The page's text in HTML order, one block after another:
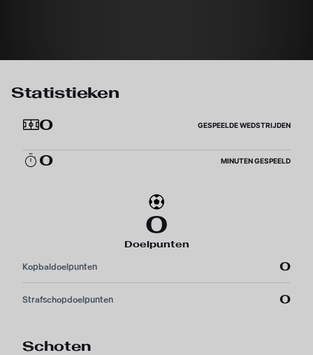
Statistieken
0
GESPEELDE WEDSTRIJDEN
0 MINUTEN GESPEELD
0
Doelpunten
Kopbaldoelpunten 0
Strafschopdoelpunten 0
Schoten